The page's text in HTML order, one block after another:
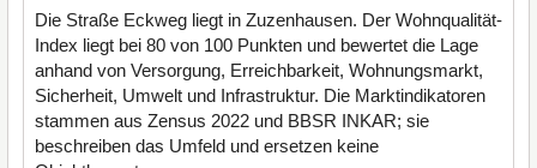
Die Straße Eckweg liegt in Zuzenhausen. Der Wohnqualität-
Index liegt bei 80 von 100 Punkten und bewertet die Lage
anhand von Versorgung, Erreichbarkeit, Wohnungsmarkt,
Sicherheit, Umwelt und Infrastruktur. Die Marktindikatoren
stammen aus Zensus 2022 und BBSR INKAR; sie
beschreiben das Umfeld und ersetzen keine